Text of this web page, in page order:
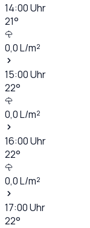
14:00Uhr
21°
0,0L/m²
15:00Uhr
22°
0,0L/m²
16:00Uhr
22°
0,0L/m²
17:00Uhr
22°